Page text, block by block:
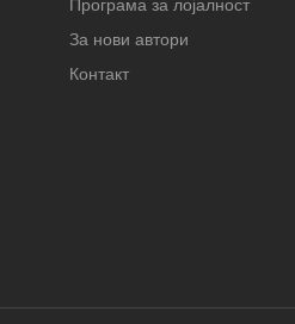
Програма за лојалност
За нови автори
Контакт